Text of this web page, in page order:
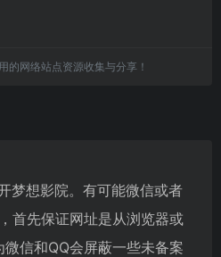
的网络站点资源收集与分享！
梦想影院。有可能微信或者
首先保证网址是从浏览器或
信和QQ会屏蔽一些未备案